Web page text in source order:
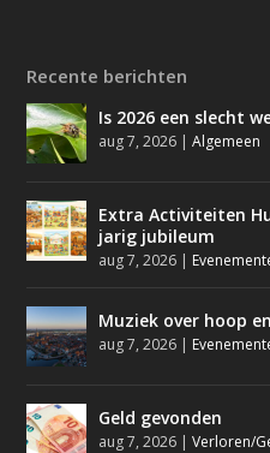
Recente berichten
Is 2026 een slecht
aug 7, 2026 |Algemeen
Extra Activiteiten
jarig jubileum
aug 7, 2026 |
Muziek over hoop
aug 7, 2026 |
Geld gevonden
aug 7, 2026 |Verloren/